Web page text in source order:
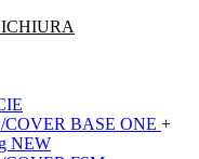
BASE ONE +
NEW